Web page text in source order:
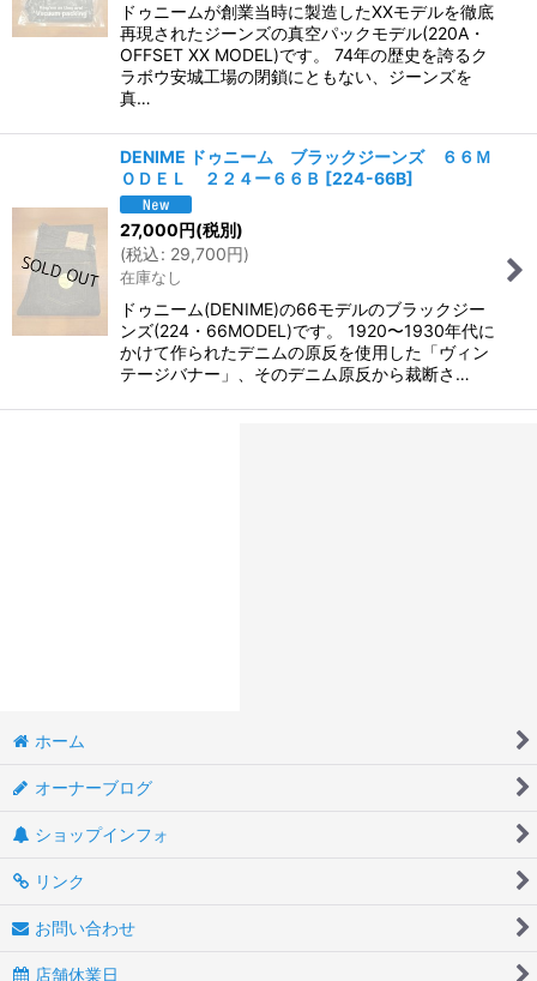
ドゥニームが創業当時に製造したXXモデルを徹底
再現されたジーンズの真空パックモデル(220A・
OFFSET XX MODEL)です。 74年の歴史を誇るク
ラボウ安城工場の閉鎖にともない、ジーンズを
真…
DENIME ドゥニーム ブラックジーンズ ６６Ｍ
ＯＤＥＬ ２２４ー６６Ｂ [224-66B]
27,000円(税別)
(税込: 29,700円)
在庫なし
ドゥニーム(DENIME)の66モデルのブラックジー
ンズ(224・66MODEL)です。 1920〜1930年代に
かけて作られたデニムの原反を使用した「ヴィン
テージバナー」、そのデニム原反から裁断さ…
ホーム
オーナーブログ
ショップインフォ
リンク
お問い合わせ
店舗休業日